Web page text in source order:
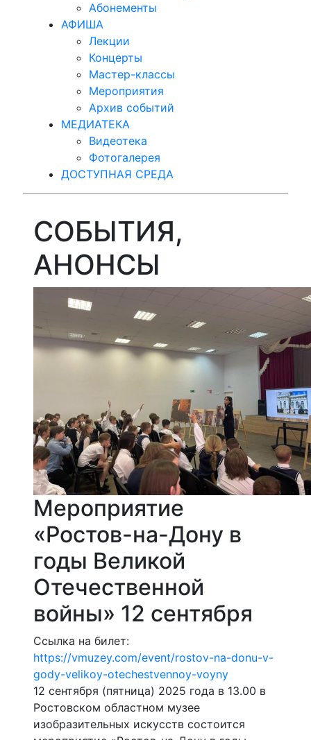
Абонементы
АФИША
Лекции
Концерты
Мастер-классы
Мероприятия
Архив событий
МЕДИАТЕКА
Видеотека
Фотогалерея
ДОСТУПНАЯ СРЕДА
СОБЫТИЯ,
АНОНСЫ
Мероприятие
«Ростов-на-Дону в
годы Великой
Отечественной
войны» 12 сентября
Ссылка на билет:
https://vmuzey.com/event/rostov-na-donu-v-
gody-velikoy-otechestvennoy-voyny
12 сентября (пятница) 2025 года в 13.00 в
Ростовском областном музее
изобразительных искусств состоится